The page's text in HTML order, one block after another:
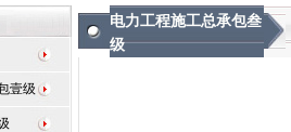
壹级
电力工程施工总承包叁
级